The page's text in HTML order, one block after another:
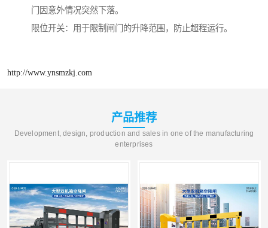
门因意外情况突然下落。
限位开关：用于限制闸门的升降范围，防止超程运行。
http://www.ynsmzkj.com
产品推荐
Development, design, production and sales in one of the manufacturing
enterprises